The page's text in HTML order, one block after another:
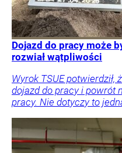
Dojazd do pracy może
rozwiał wątpliwości
Wyrok TSUE
dojazd do pracy i powrót
pracy. Nie dotyczy to